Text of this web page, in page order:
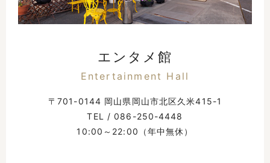
エンタメ館
Entertainment Hall
〒701-0144 岡山県岡山市北区久米415-1
TEL /086-250-4448
10:00～22:00（年中無休）